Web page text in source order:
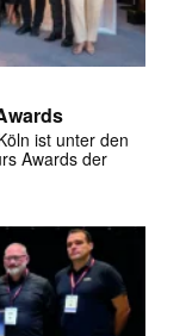
ist unter den
Awards der